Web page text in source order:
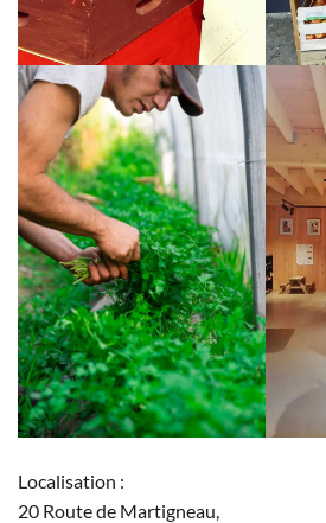
Localisation :
20 Route de Martigneau,